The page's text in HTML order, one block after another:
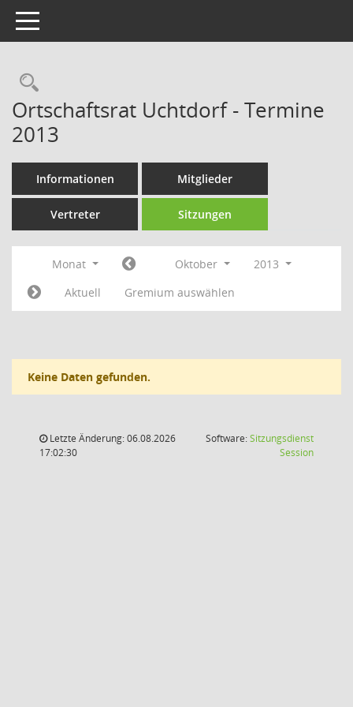
Toggle navigation
Rechercheauswahl
Ortschaftsrat Uchtdorf - Termine
2013
Informationen Mitglieder
Vertreter Sitzungen
Monat Oktober
2013
Aktuell
Gremium auswählen
Keine Daten gefunden.
Letzte Änderung: 06.08.2026
17:02:30
Software:Sitzungsdienst
Session(Wird in